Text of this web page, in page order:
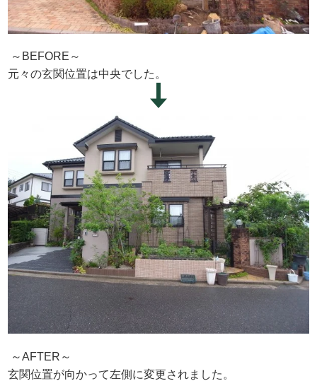
～BEFORE～
元々の玄関位置は中央でした。
～AFTER～
玄関位置が向かって左側に変更されました。